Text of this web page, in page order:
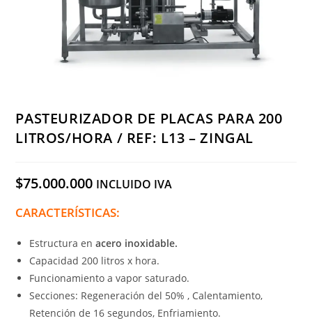
PASTEURIZADOR DE PLACAS PARA 200
LITROS/HORA / REF: L13 – ZINGAL
$75.000.000 INCLUIDO IVA
CARACTERÍSTICAS:
Estructura enacero inoxidable.
Capacidad 200 litros x hora.
Funcionamiento a vapor saturado.
Secciones: Regeneración del 50% , Calentamiento,
Retención de 16 segundos, Enfriamiento.